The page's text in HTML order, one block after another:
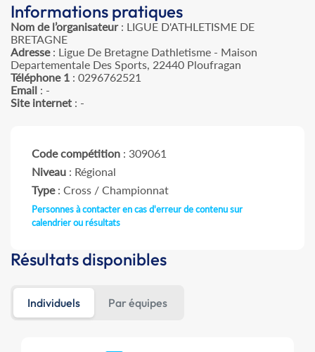
Informations pratiques
Nom de l’organisateur: LIGUE D'ATHLETISME DE
BRETAGNE
Adresse: Ligue De Bretagne Dathletisme - Maison
Departementale Des Sports, 22440 Ploufragan
Téléphone 1 : 0296762521
Email : -
Site internet : -
Code compétition : 309061
Niveau : Régional
Type: Cross / Championnat
Personnes à contacter en cas d'erreur de contenu sur
calendrier ou résultats
Résultats disponibles
Individuels Par équipes